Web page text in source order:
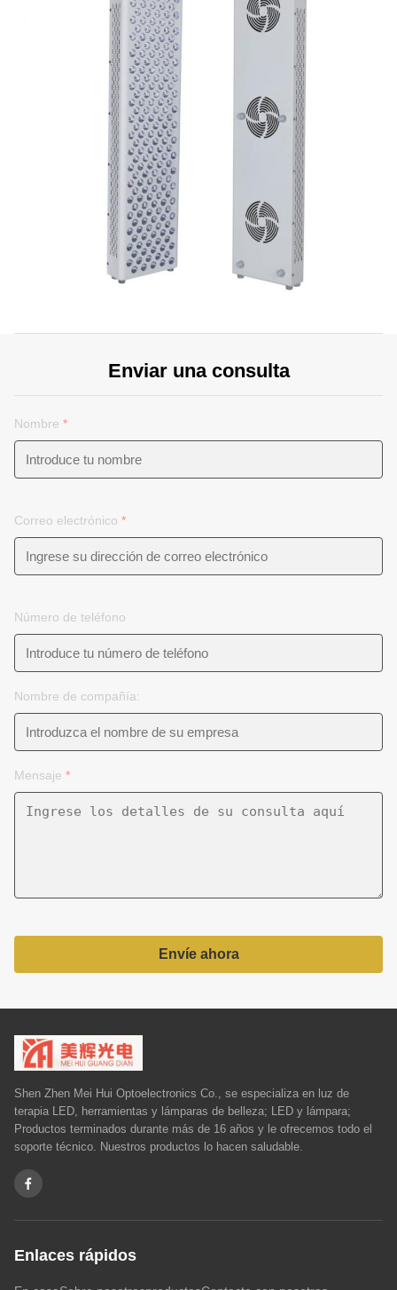
Enviar una consulta
Nombre *
Correo electrónico *
Número de teléfono
Nombre de compañía:
Mensaje *
Envíe ahora
Shen Zhen Mei Hui Optoelectronics Co., se especializa en luz de
terapia LED, herramientas y lámparas de belleza; LED y lámpara;
Productos terminados durante más de 16 años y le ofrecemos todo el
soporte técnico. Nuestros productos lo hacen saludable.
Enlaces rápidos